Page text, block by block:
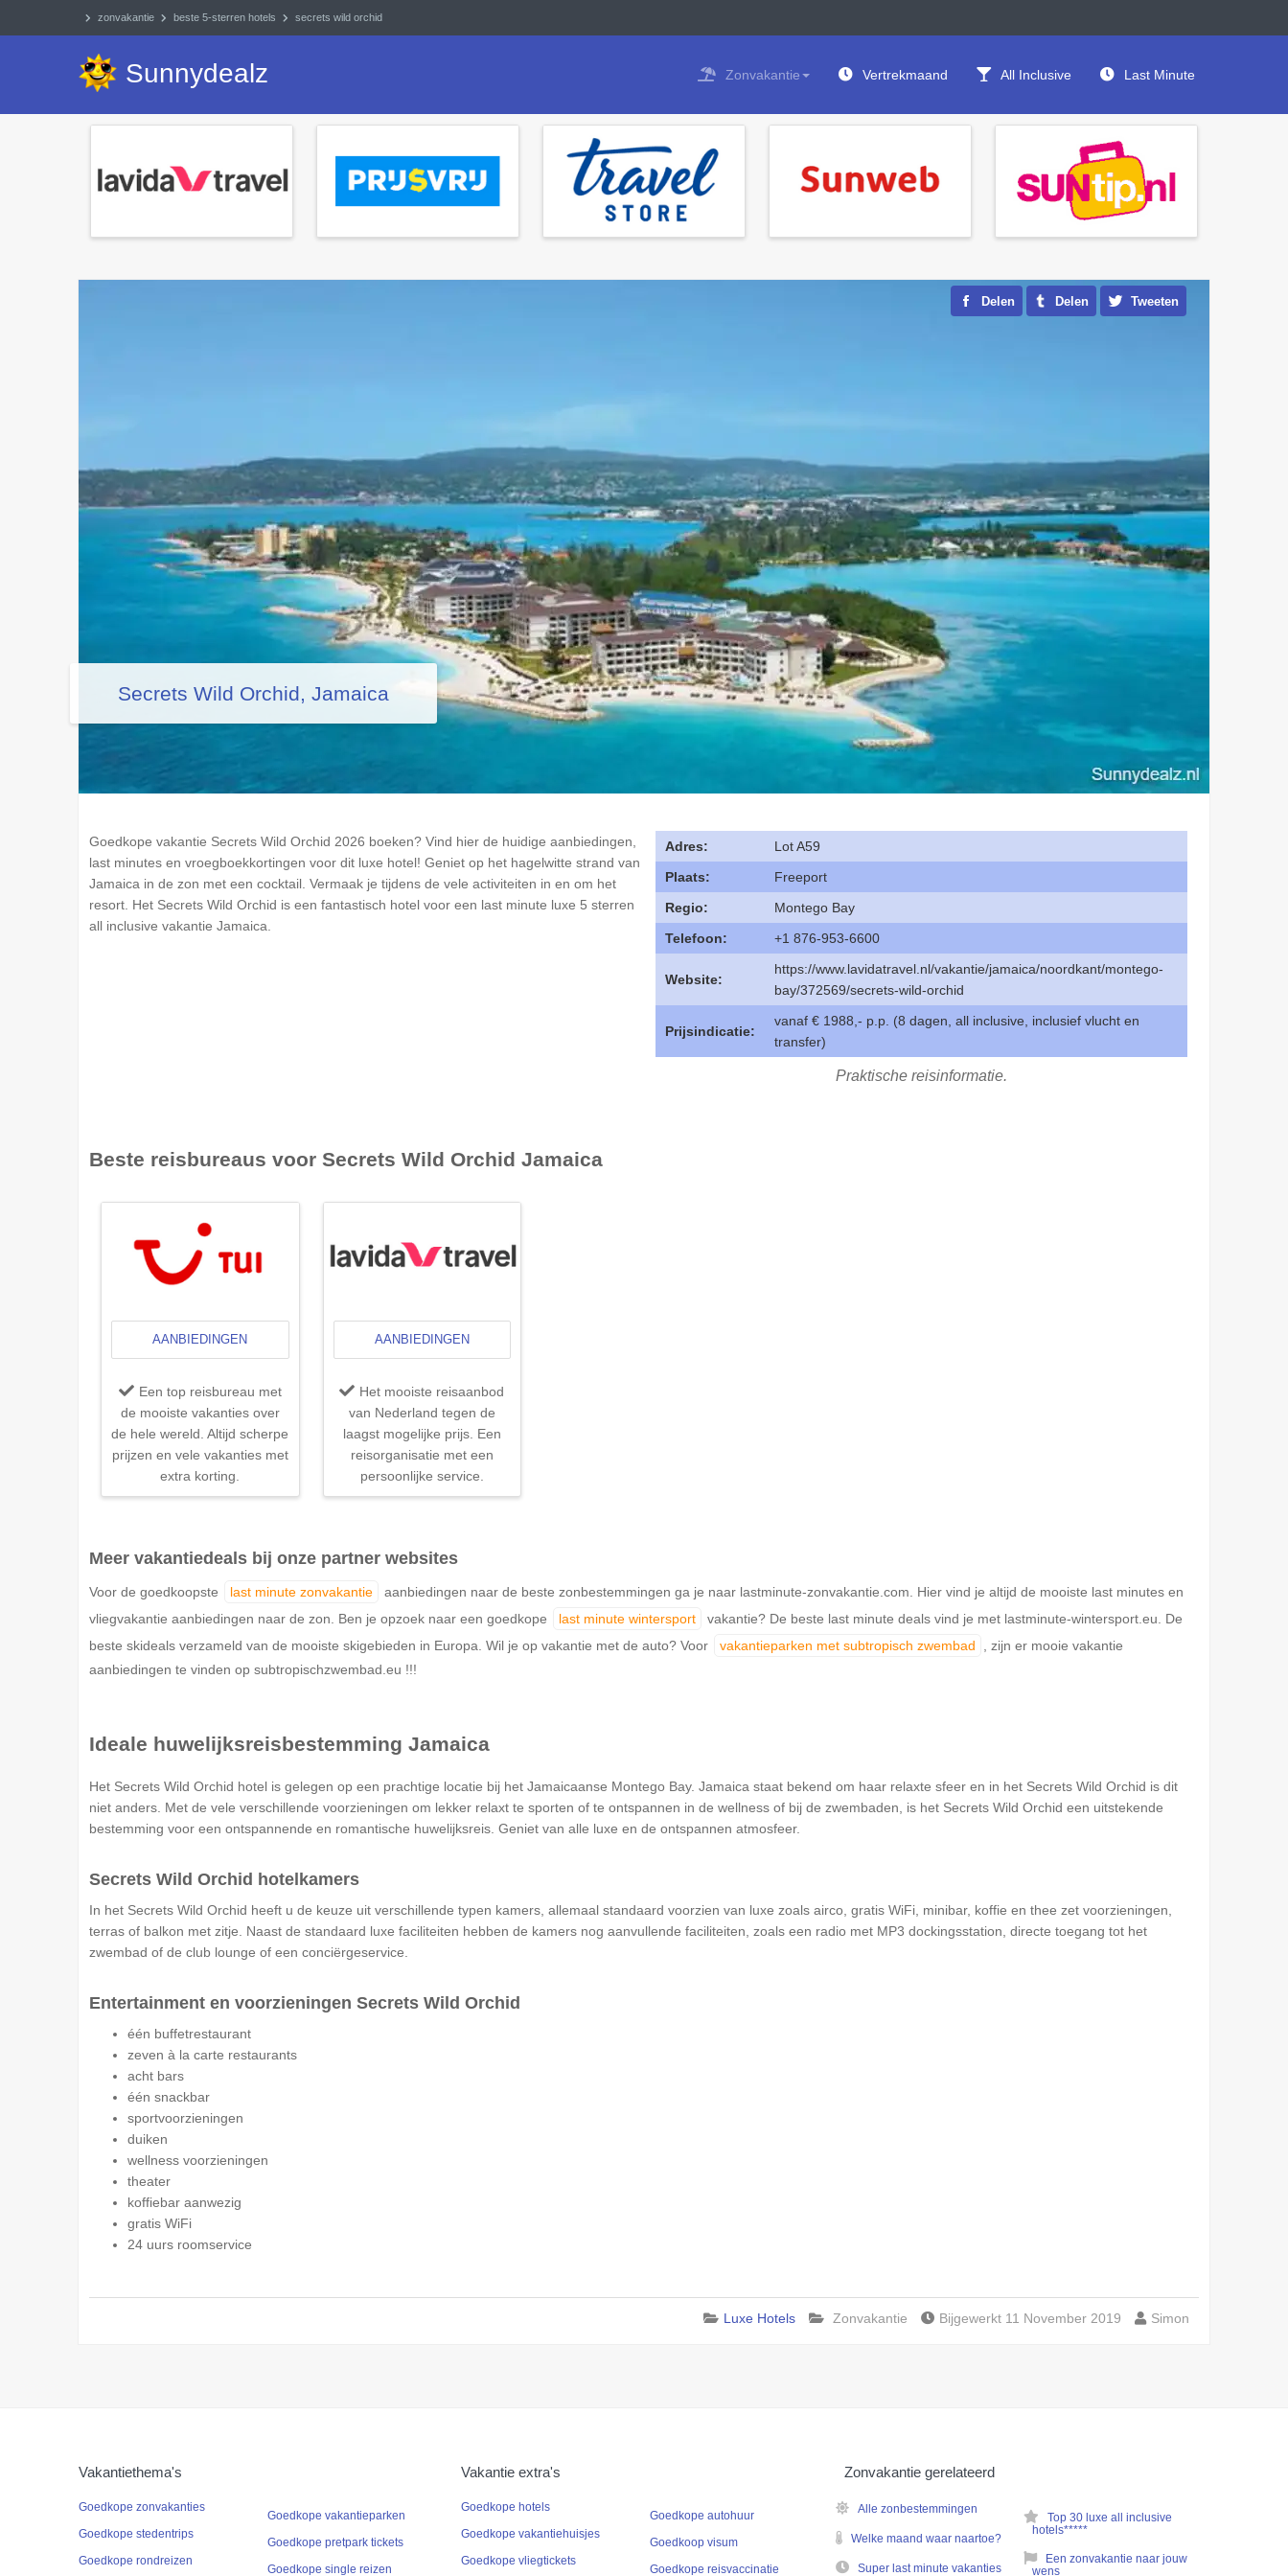
zonvakantie beste 5-sterren hotels secrets wild orchid
Sunnydealz Zonvakantie Vertrekmaand All Inclusive Last Minute
Secrets Wild Orchid, Jamaica
Delen Delen Tweeten
Adres:
Lot A59
Plaats:
Freeport
Regio:
Montego Bay
Telefoon:
+1 876-953-6600
Website:
https://www.lavidatravel.nl/vakantie/jamaica/noordkant/montego-
bay/372569/secrets-wild-orchid
Prijsindicatie:
vanaf € 1988,- p.p. (8 dagen, all inclusive, inclusief vlucht en
transfer)
Praktische reisinformatie.
Goedkope vakantie Secrets Wild Orchid 2026 boeken? Vind hier de huidige aanbiedingen,
last minutes en vroegboekkortingen voor dit luxe hotel! Geniet op het hagelwitte strand van
Jamaica in de zon met een cocktail. Vermaak je tijdens de vele activiteiten in en om het
resort. Het Secrets Wild Orchid is een fantastisch hotel voor een last minute luxe 5 sterren
all inclusive vakantie Jamaica.
Beste reisbureaus voor Secrets Wild Orchid Jamaica
AANBIEDINGEN
Een top reisbureau met
de mooiste vakanties over
de hele wereld. Altijd scherpe
prijzen en vele vakanties met
extra korting.
AANBIEDINGEN
Het mooiste reisaanbod
van Nederland tegen de
laagst mogelijke prijs. Een
reisorganisatie met een
persoonlijke service.
Meer vakantiedeals bij onze partner websites
Voor de goedkoopste last minute zonvakantie
aanbiedingen naar de beste zonbestemmingen ga je naar lastminute-zonvakantie.com. Hier vind je altijd de mooiste last minutes en
vliegvakantie aanbiedingen naar de zon. Ben je opzoek naar een goedkope
last minute wintersport
vakantie? De beste last minute deals vind je met lastminute-wintersport.eu. De
beste skideals verzameld van de mooiste skigebieden in Europa. Wil je op vakantie met de auto? Voor
vakantieparken met subtropisch zwembad
, zijn er mooie vakantie
aanbiedingen te vinden op subtropischzwembad.eu !!!
Ideale huwelijksreisbestemming Jamaica
Het Secrets Wild Orchid hotel is gelegen op een prachtige locatie bij het Jamaicaanse Montego Bay. Jamaica staat bekend om haar relaxte sfeer en in het Secrets Wild Orchid is dit
niet anders. Met de vele verschillende voorzieningen om lekker relaxt te sporten of te ontspannen in de wellness of bij de zwembaden, is het Secrets Wild Orchid een uitstekende
bestemming voor een ontspannende en romantische huwelijksreis. Geniet van alle luxe en de ontspannen atmosfeer.
Secrets Wild Orchid hotelkamers
In het Secrets Wild Orchid heeft u de keuze uit verschillende typen kamers, allemaal standaard voorzien van luxe zoals airco, gratis WiFi, minibar, koffie en thee zet voorzieningen,
terras of balkon met zitje. Naast de standaard luxe faciliteiten hebben de kamers nog aanvullende faciliteiten, zoals een radio met MP3 dockingsstation, directe toegang tot het
zwembad of de club lounge of een conciërgeservice.
Entertainment en voorzieningen Secrets Wild Orchid
één buffetrestaurant
zeven à la carte restaurants
acht bars
één snackbar
sportvoorzieningen
duiken
wellness voorzieningen
theater
koffiebar aanwezig
gratis WiFi
24 uurs roomservice
Luxe Hotels Zonvakantie Bijgewerkt 11 November 2019 Simon
Vakantiethema's
Goedkope zonvakanties
Goedkope stedentrips
Goedkope rondreizen
Goedkope vakantieparken
Goedkope pretpark tickets
Goedkope single reizen
Vakantie extra's
Goedkope hotels
Goedkope vakantiehuisjes
Goedkope vliegtickets
Goedkope autohuur
Goedkoop visum
Goedkope reisvaccinatie
Zonvakantie gerelateerd
Alle zonbestemmingen
Welke maand waar naartoe?
Super last minute vakanties
Top 30 luxe all inclusive
hotels*****
Een zonvakantie naar jouw
wens